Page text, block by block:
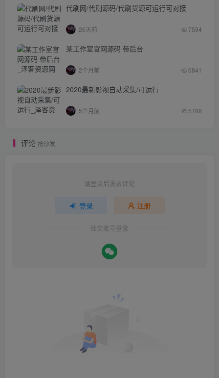
代刷网/代刷源码/代刷货源可运行可对接
26天前 7594
某工作室官网源码 带后台
2个月前 6841
2020最新影视自动采集/可运行
5个月前 5788
评论 抢沙发
请登录后发表评论
登录 注册
社交账号登录